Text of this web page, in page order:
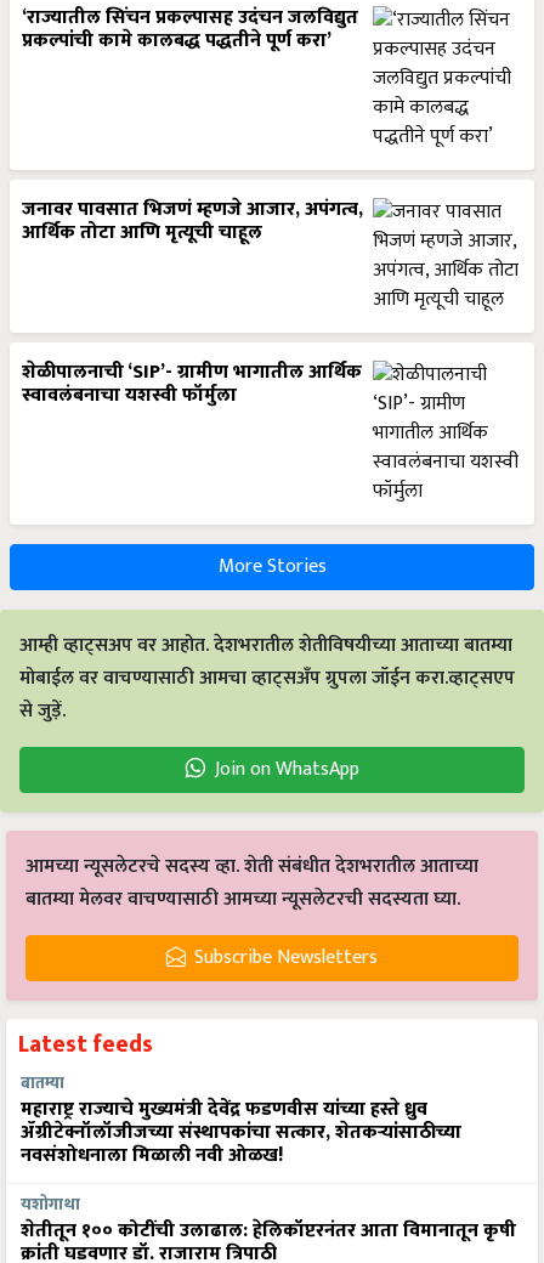
‘राज्यातील सिंचन प्रकल्पासह उदंचन जलविद्युत
प्रकल्पांची कामे कालबद्ध पद्धतीने पूर्ण करा’
जनावर पावसात भिजणं म्हणजे आजार, अपंगत्व,
आर्थिक तोटा आणि मृत्यूची चाहूल
शेळीपालनाची ‘SIP’- ग्रामीण भागातील आर्थिक
स्वावलंबनाचा यशस्वी फॉर्मुला
More Stories
आम्ही व्हाट्सअप वर आहोत. देशभरातील शेतीविषयीच्या आताच्या बातम्या
मोबाईल वर वाचण्यासाठी आमचा व्हाट्सअँप ग्रुपला जॉईन करा.व्हाट्सएप
से जुड़ें.
Join on WhatsApp
आमच्या न्यूसलेटरचे सदस्य व्हा. शेती संबंधीत देशभरातील आताच्या
बातम्या मेलवर वाचण्यासाठी आमच्या न्यूसलेटरची सदस्यता घ्या.
Subscribe Newsletters
Latest feeds
बातम्या
महाराष्ट्र राज्याचे मुख्यमंत्री देवेंद्र फडणवीस यांच्या हस्ते ध्रुव
ॲग्रीटेक्नॉलॉजीजच्या संस्थापकांचा सत्कार, शेतकऱ्यांसाठीच्या
नवसंशोधनाला मिळाली नवी ओळख!
यशोगाथा
शेतीतून १०० कोटींची उलाढाल: हेलिकॉप्टरनंतर आता विमानातून कृषी
क्रांती घडवणार डॉ. राजाराम त्रिपाठी